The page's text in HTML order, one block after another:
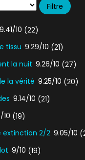
9.41/10 (22)
tissu 9.29/10 (21)
la nuit 9.26/10 (27)
la vérité 9.25/10 (20)
9.14/10 (21)
10 (19)
extinction 2/2 9.05/10
9/10 (19)